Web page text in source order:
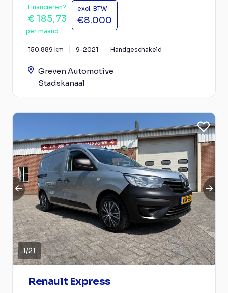
Financieren?
€ 185,73
per maand
excl. BTW
€8.000
150.889 km 9-2021 Handgeschakeld
Greven Automotive
Stadskanaal
1/21
Renault Express